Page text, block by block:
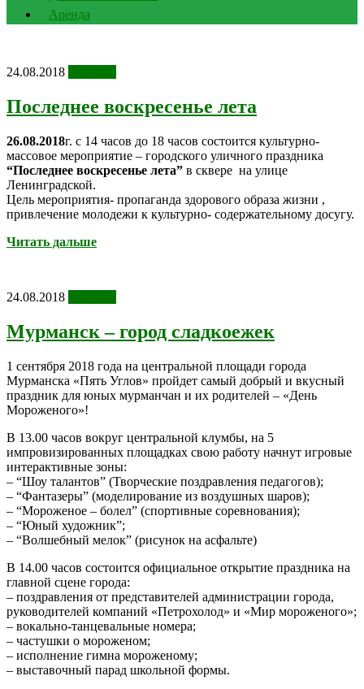
Аренда
24.08.2018
Последнее воскресенье лета
26.08.2018г. с 14 часов до 18 часов состоится культурно-
массовое мероприятие – городского уличного праздника
“Последнее воскресенье лета” в сквере на улице
Ленинградской.
Цель мероприятия- пропаганда здорового образа жизни ,
привлечение молодежи к культурно- содержательному досугу.
Читать дальше
24.08.2018
Мурманск – город сладкоежек
1 сентября 2018 года на центральной площади города
Мурманска «Пять Углов» пройдет самый добрый и вкусный
праздник для юных мурманчан и их родителей – «День
Мороженого»!
В 13.00 часов вокруг центральной клумбы, на 5
импровизированных площадках свою работу начнут игровые
интерактивные зоны:
– “Шоу талантов” (Творческие поздравления педагогов);
– “Фантазеры” (моделирование из воздушных шаров);
– “Мороженое – болел” (спортивные соревнования);
– “Юный художник”;
– “Волшебный мелок” (рисунок на асфальте)
В 14.00 часов состоится официальное открытие праздника на
главной сцене города:
– поздравления от представителей администрации города,
руководителей компаний «Петрохолод» и «Мир мороженого»;
– вокально-танцевальные номера;
– частушки о мороженом;
– исполнение гимна мороженому;
– выставочный парад школьной формы.